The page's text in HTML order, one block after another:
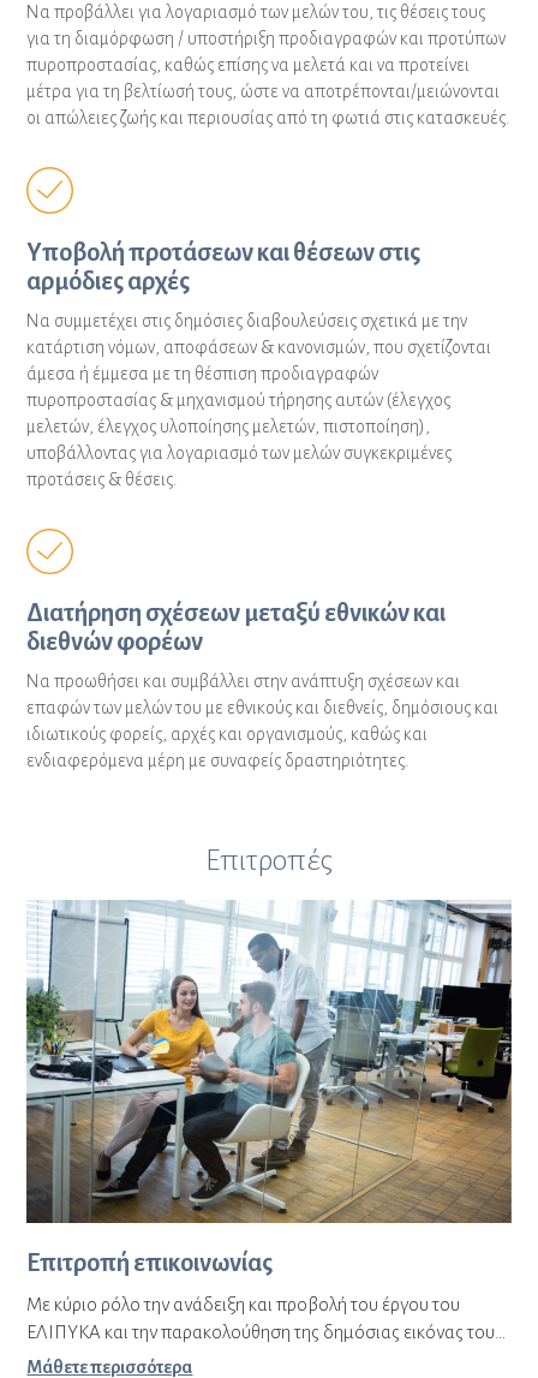
Να προβάλλει για λογαριασμό των μελών του, τις θέσεις τους
για τη διαμόρφωση / υποστήριξη προδιαγραφών και προτύπων
πυροπροστασίας, καθώς επίσης να μελετά και να προτείνει
μέτρα για τη βελτίωσή τους, ώστε να αποτρέπονται/μειώνονται
οι απώλειες ζωής και περιουσίας από τη φωτιά στις κατασκευές.
Υποβολή προτάσεων και θέσεων στις
αρμόδιες αρχές
Να συμμετέχει στις δημόσιες διαβουλεύσεις σχετικά με την
κατάρτιση νόμων, αποφάσεων & κανονισμών, που σχετίζονται
άμεσα ή έμμεσα με τη θέσπιση προδιαγραφών
πυροπροστασίας & μηχανισμού τήρησης αυτών (έλεγχος
μελετών, έλεγχος υλοποίησης μελετών, πιστοποίηση),
υποβάλλοντας για λογαριασμό των μελών συγκεκριμένες
προτάσεις & θέσεις.
Διατήρηση σχέσεων μεταξύ εθνικών και
διεθνών φορέων
Να προωθήσει και συμβάλλει στην ανάπτυξη σχέσεων και
επαφών των μελών του με εθνικούς και διεθνείς, δημόσιους και
ιδιωτικούς φορείς, αρχές και οργανισμούς, καθώς και
ενδιαφερόμενα μέρη με συναφείς δραστηριότητες.
Επιτροπές
Επιτροπή επικοινωνίας
Με κύριο ρόλο την ανάδειξη και προβολή του έργου του
ΕΛΙΠΥΚΑ και την παρακολούθηση της δημόσιας εικόνας του…
Μάθετε περισσότερα